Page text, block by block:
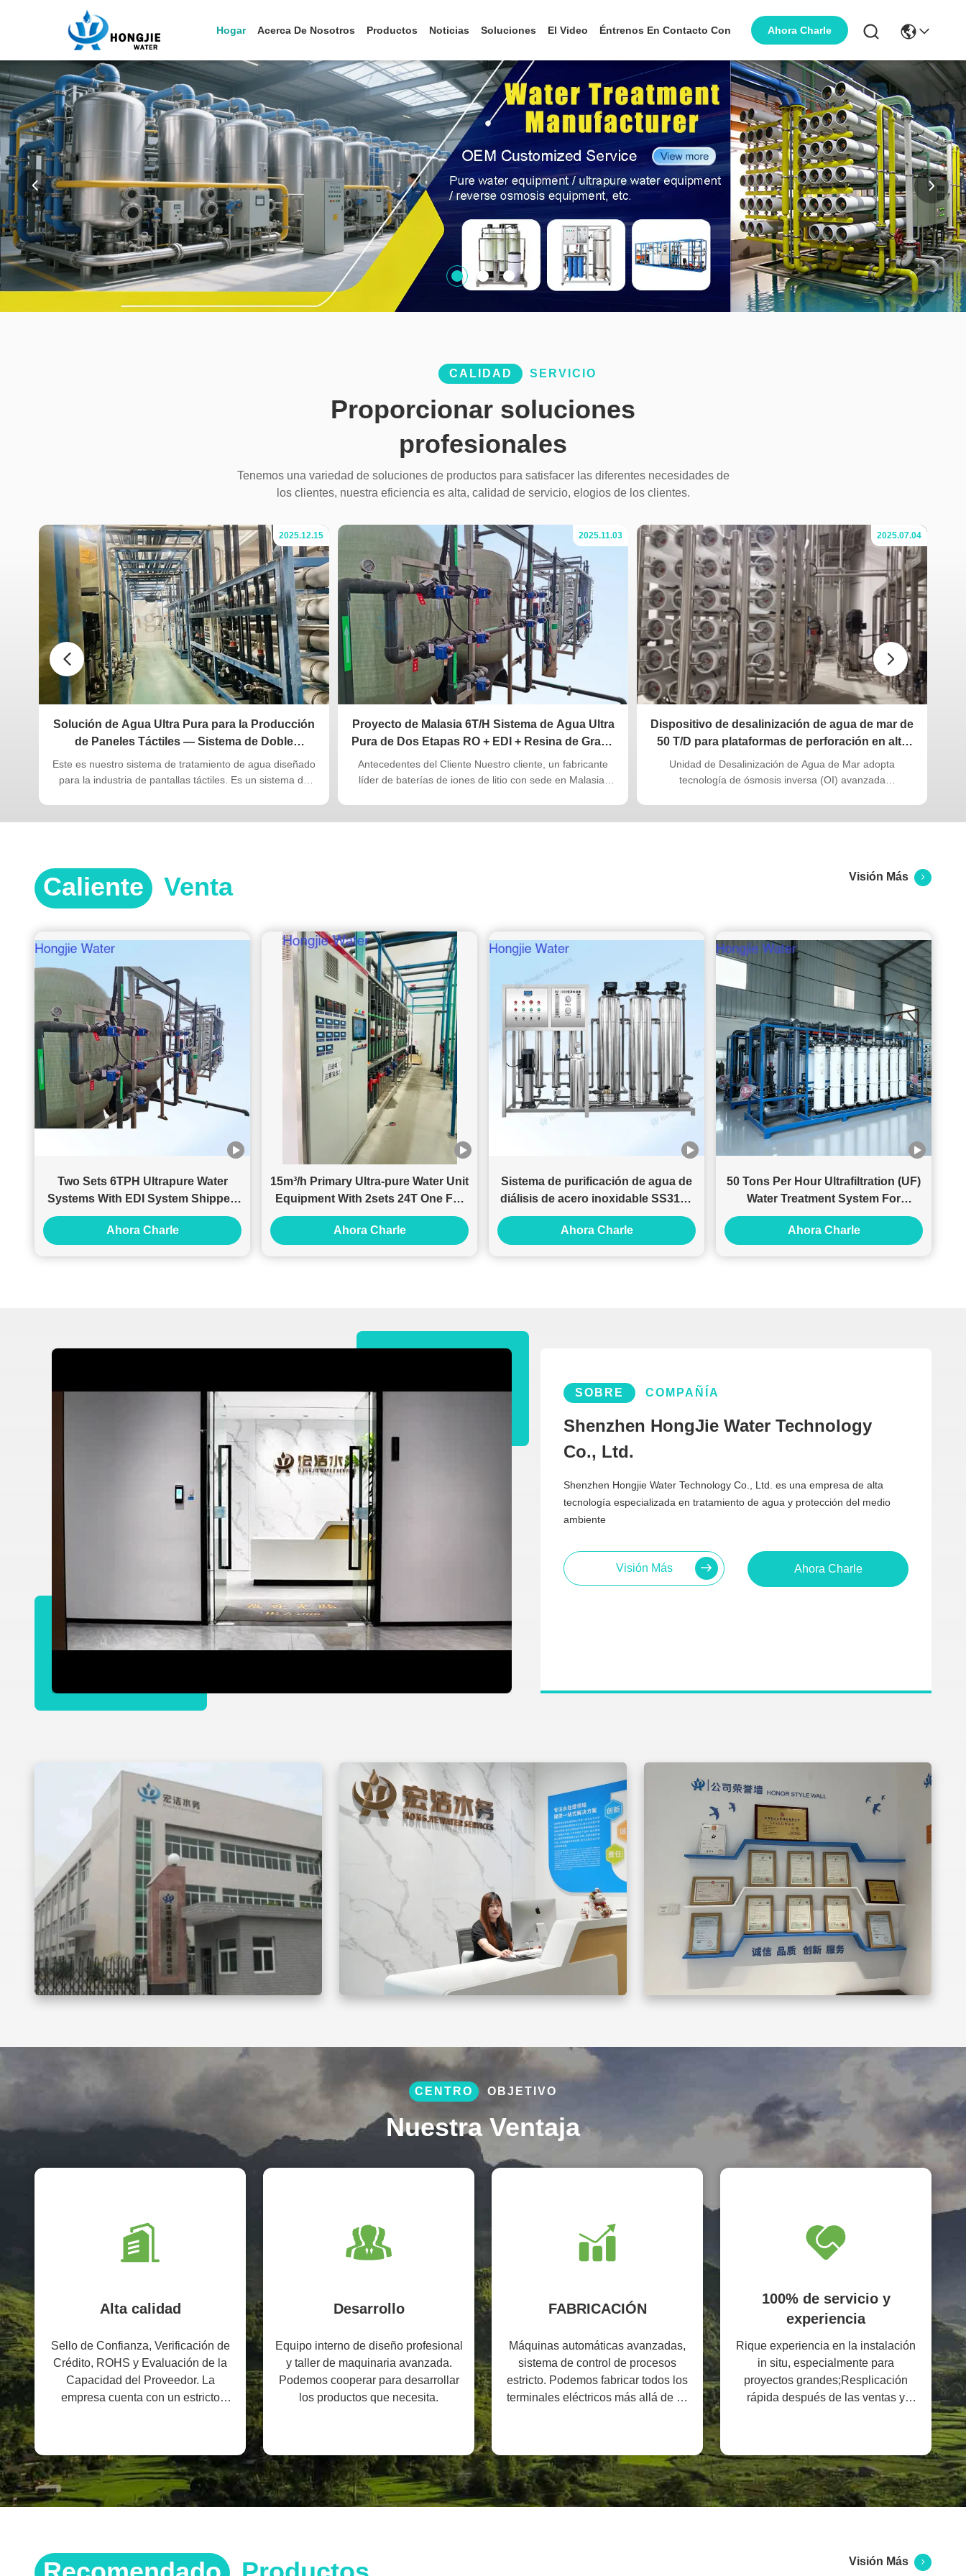
Hogar Acerca De Nosotros Productos Noticias Soluciones El Video Éntrenos En Contacto Con Ahora Charle
CALIDAD SERVICIO
Proporcionar soluciones
profesionales
Tenemos una variedad de soluciones de productos para satisfacer las diferentes necesidades de
los clientes, nuestra eficiencia es alta, calidad de servicio, elogios de los clientes.
2025.12.15
Solución de Agua Ultra Pura para la Producción
de Paneles Táctiles — Sistema de Doble
Ósmosis Inversa (RO) de 70TPH con 8 Años de
Operación Estable
Este es nuestro sistema de tratamiento de agua diseñado
para la industria de pantallas táctiles. Es un sistema de
2025.11.03
Proyecto de Malasia 6T/H Sistema de Agua Ultra
Pura de Dos Etapas RO + EDI + Resina de Grado
Nuclear para la Industria de Baterías de Iones de
Litio
Antecedentes del Cliente Nuestro cliente, un fabricante
líder de baterías de iones de litio con sede en Malasia,
2025.07.04
Dispositivo de desalinización de agua de mar de
50 T/D para plataformas de perforación en alta
mar
Unidad de Desalinización de Agua de Mar adopta
tecnología de ósmosis inversa (OI) avanzada
Caliente Venta Visión Más
Two Sets 6TPH Ultrapure Water
Systems With EDI System Shipped
To Malaysian Customer
Ahora Charle
15m³/h Primary Ultra-pure Water Unit
Equipment With 2sets 24T One For
One
Ahora Charle
Sistema de purificación de agua de
diálisis de acero inoxidable SS316L
1000LPH con filtro RO
Ahora Charle
50 Tons Per Hour Ultrafiltration (UF)
Water Treatment System For
Pretreatment System
Ahora Charle
SOBRE COMPAÑÍA
Shenzhen HongJie Water Technology
Co., Ltd.
Shenzhen Hongjie Water Technology Co., Ltd. es una empresa de alta
tecnología especializada en tratamiento de agua y protección del medio
ambiente
Visión Más Ahora Charle
CENTRO OBJETIVO
Nuestra Ventaja
Alta calidad
Sello de Confianza, Verificación de
Crédito, ROHS y Evaluación de la
Capacidad del Proveedor. La
empresa cuenta con un estricto
Desarrollo
Equipo interno de diseño profesional
y taller de maquinaria avanzada.
Podemos cooperar para desarrollar
los productos que necesita.
FABRICACIÓN
Máquinas automáticas avanzadas,
sistema de control de procesos
estricto. Podemos fabricar todos los
terminales eléctricos más allá de su
100% de servicio y
experiencia
Rique experiencia en la instalación
in situ, especialmente para
proyectos grandes;Resplicación
rápida después de las ventas y
Visión Más